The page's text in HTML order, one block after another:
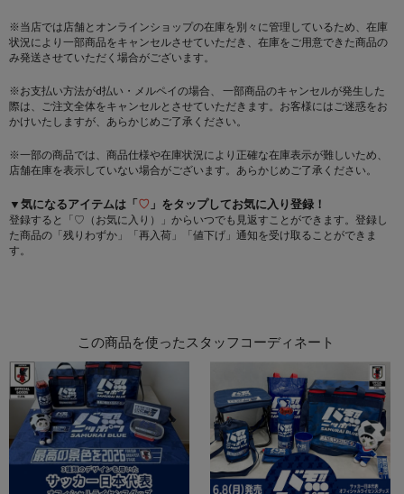
※当店では店舗とオンラインショップの在庫を別々に管理しているため、在庫
状況により一部商品をキャンセルさせていただき、在庫をご用意できた商品の
み発送させていただく場合がございます。
※お支払い方法がd払い・メルペイの場合、 一部商品のキャンセルが発生した
際は、ご注文全体をキャンセルとさせていただきます。お客様にはご迷惑をお
かけいたしますが、あらかじめご了承ください。
※一部の商品では、商品仕様や在庫状況により正確な在庫表示が難しいため、
店舗在庫を表示していない場合がございます。あらかじめご了承ください。
▼気になるアイテムは「♡ 」をタップしてお気に入り登録！
登録すると「♡（お気に入り）」からいつでも見返すことができます。登録し
た商品の「残りわずか」「再入荷」「値下げ」通知を受け取ることができま
す。
この商品を使ったスタッフコーディネート